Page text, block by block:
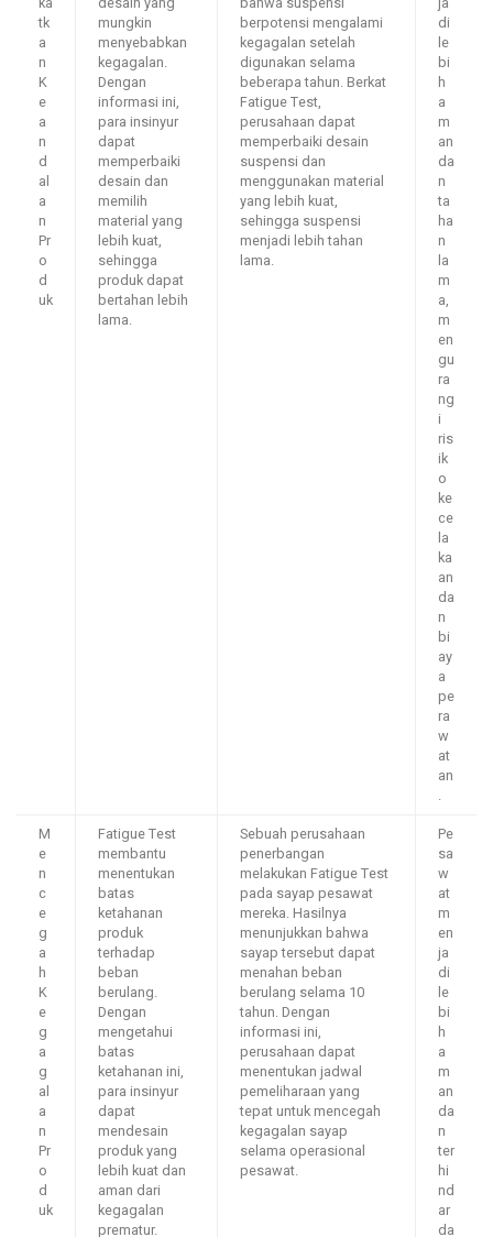
tk
a
n
K
e
a
n
d
al
a
n
Pr
o
d
uk
mungkin
menyebabkan
kegagalan.
Dengan
informasi ini,
para insinyur
dapat
memperbaiki
desain dan
memilih
material yang
lebih kuat,
sehingga
produk dapat
bertahan lebih
lama.
berpotensi mengalami
kegagalan setelah
digunakan selama
beberapa tahun. Berkat
Fatigue Test,
perusahaan dapat
memperbaiki desain
suspensi dan
menggunakan material
yang lebih kuat,
sehingga suspensi
menjadi lebih tahan
lama.
di
le
bi
h
a
m
an
da
n
ta
ha
n
la
m
a,
m
en
gu
ra
ng
i
ris
ik
o
ke
ce
la
ka
an
da
n
bi
ay
a
pe
ra
w
at
an
.
M
e
n
c
e
g
a
h
K
e
g
a
g
al
a
n
Pr
o
d
uk
Fatigue Test
membantu
menentukan
batas
ketahanan
produk
terhadap
beban
berulang.
Dengan
mengetahui
batas
ketahanan ini,
para insinyur
dapat
mendesain
produk yang
lebih kuat dan
aman dari
kegagalan
prematur.
Sebuah perusahaan
penerbangan
melakukan Fatigue Test
pada sayap pesawat
mereka. Hasilnya
menunjukkan bahwa
sayap tersebut dapat
menahan beban
berulang selama 10
tahun. Dengan
informasi ini,
perusahaan dapat
menentukan jadwal
pemeliharaan yang
tepat untuk mencegah
kegagalan sayap
selama operasional
pesawat.
Pe
sa
w
at
m
en
ja
di
le
bi
h
a
m
an
da
n
ter
hi
nd
ar
da